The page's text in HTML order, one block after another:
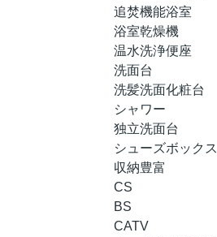
追焚機能浴室
浴室乾燥機
温水洗浄便座
洗面台
洗髪洗面化粧台
シャワー
独立洗面台
シューズボックス
収納豊富
CS
BS
CATV